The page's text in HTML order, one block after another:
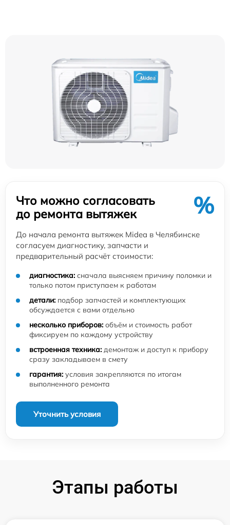
Что можно согласовать
до ремонта вытяжек
%
До начала ремонта вытяжек Midea в Челябинске
согласуем диагностику, запчасти и
предварительный расчёт стоимости:
диагностика: сначала выясняем причину поломки и
только потом приступаем к работам
детали: подбор запчастей и комплектующих
обсуждается с вами отдельно
несколько приборов: объём и стоимость работ
фиксируем по каждому устройству
встроенная техника: демонтаж и доступ к прибору
сразу закладываем в смету
гарантия: условия закрепляются по итогам
выполненного ремонта
Уточнить условия
Этапы работы